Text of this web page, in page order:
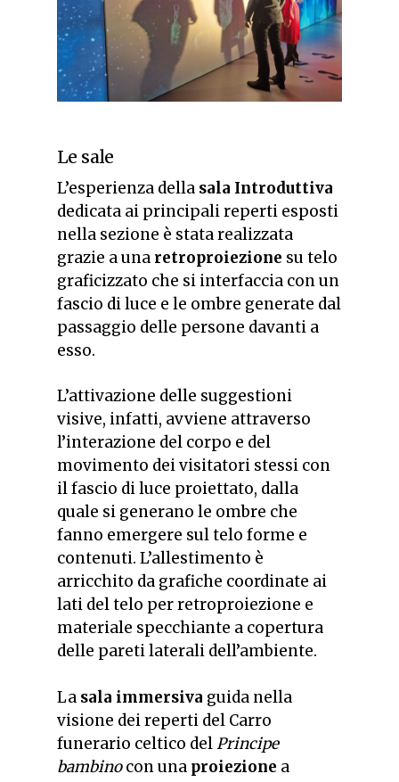
Le sale
L’esperienza della sala Introduttiva
dedicata ai principali reperti esposti
nella sezione è stata realizzata
grazie a una retroproiezione su telo
graficizzato che si interfaccia con un
fascio di luce e le ombre generate dal
passaggio delle persone davanti a
esso.
L’attivazione delle suggestioni
visive, infatti, avviene attraverso
l’interazione del corpo e del
movimento dei visitatori stessi con
il fascio di luce proiettato, dalla
quale si generano le ombre che
fanno emergere sul telo forme e
contenuti. L’allestimento è
arricchito da grafiche coordinate ai
lati del telo per retroproiezione e
materiale specchiante a copertura
delle pareti laterali dell’ambiente.
La sala immersiva guida nella
visione dei reperti del Carro
funerario celtico delPrincipe
bambinocon una proiezione a